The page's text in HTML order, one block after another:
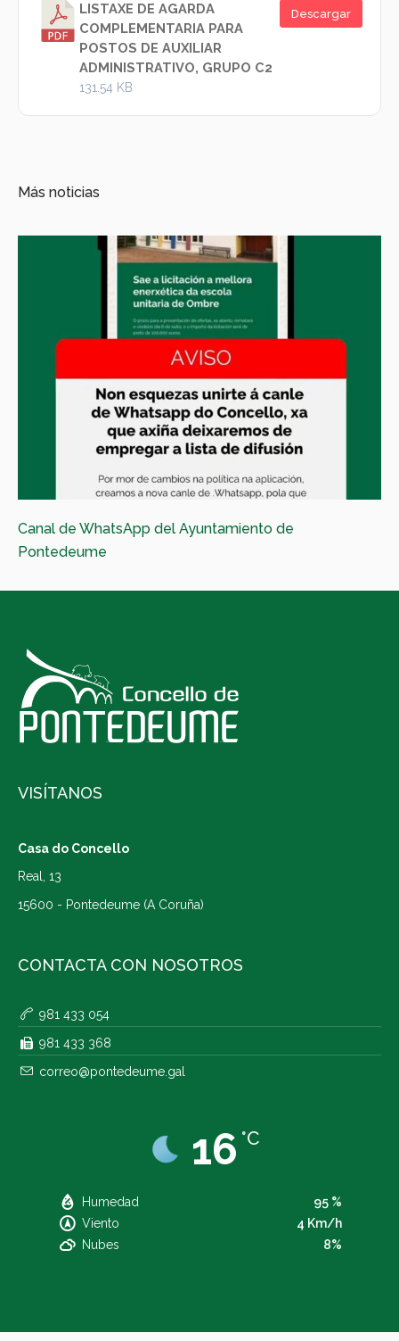
LISTAXE DE AGARDA
COMPLEMENTARIA PARA
POSTOS DE AUXILIAR
ADMINISTRATIVO, GRUPO C2
131.54 KB
Descargar
Más noticias
Canal de WhatsApp del Ayuntamiento de
Pontedeume
VISÍTANOS
Casa do Concello
Real, 13
15600 - Pontedeume (A Coruña)
CONTACTA CON NOSOTROS
981 433 054
981 433 368
correo@pontedeume.gal
16 °C
Humedad
95 %
Viento
4 Km/h
Nubes
8%